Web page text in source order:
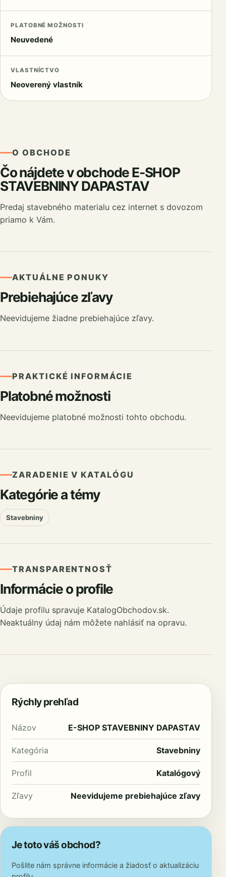
PLATOBNÉ MOŽNOSTI
Neuvedené
VLASTNÍCTVO
Neoverený vlastník
O OBCHODE
Čo nájdete v obchode E-SHOP
STAVEBNINY DAPASTAV
Predaj stavebného materialu cez internet s dovozom
priamo k Vám.
AKTUÁLNE PONUKY
Prebiehajúce zľavy
Neevidujeme žiadne prebiehajúce zľavy.
PRAKTICKÉ INFORMÁCIE
Platobné možnosti
Neevidujeme platobné možnosti tohto obchodu.
ZARADENIE V KATALÓGU
Kategórie a témy
Stavebniny
TRANSPARENTNOSŤ
Informácie o profile
Údaje profilu spravuje KatalogObchodov.sk.
Neaktuálny údaj nám môžete nahlásiť na opravu.
Rýchly prehľad
Názov E-SHOP STAVEBNINY DAPASTAV
Kategória Stavebniny
Profil Katalógový
Zľavy Neevidujeme prebiehajúce zľavy
Je toto váš obchod?
Pošlite nám správne informácie a žiadosť o aktualizáciu